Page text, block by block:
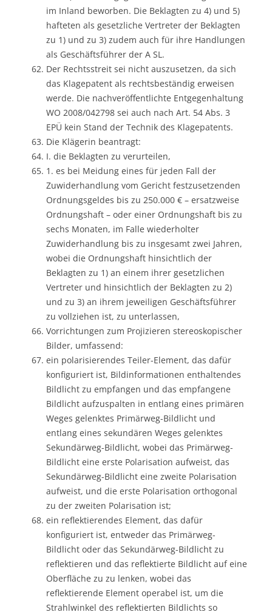
im Inland beworben. Die Beklagten zu 4) und 5)
hafteten als gesetzliche Vertreter der Beklagten
zu 1) und zu 3) zudem auch für ihre Handlungen
als Geschäftsführer der A SL.
Der Rechtsstreit sei nicht auszusetzen, da sich
das Klagepatent als rechtsbeständig erweisen
werde. Die nachveröffentlichte Entgegenhaltung
WO 2008/042798 sei auch nach Art. 54 Abs. 3
EPÜ kein Stand der Technik des Klagepatents.
Die Klägerin beantragt:
I. die Beklagten zu verurteilen,
1. es bei Meidung eines für jeden Fall der
Zuwiderhandlung vom Gericht festzusetzenden
Ordnungsgeldes bis zu 250.000 € – ersatzweise
Ordnungshaft – oder einer Ordnungshaft bis zu
sechs Monaten, im Falle wiederholter
Zuwiderhandlung bis zu insgesamt zwei Jahren,
wobei die Ordnungshaft hinsichtlich der
Beklagten zu 1) an einem ihrer gesetzlichen
Vertreter und hinsichtlich der Beklagten zu 2)
und zu 3) an ihrem jeweiligen Geschäftsführer
zu vollziehen ist, zu unterlassen,
Vorrichtungen zum Projizieren stereoskopischer
Bilder, umfassend:
ein polarisierendes Teiler-Element, das dafür
konfiguriert ist, Bildinformationen enthaltendes
Bildlicht zu empfangen und das empfangene
Bildlicht aufzuspalten in entlang eines primären
Weges gelenktes Primärweg-Bildlicht und
entlang eines sekundären Weges gelenktes
Sekundärweg-Bildlicht, wobei das Primärweg-
Bildlicht eine erste Polarisation aufweist, das
Sekundärweg-Bildlicht eine zweite Polarisation
aufweist, und die erste Polarisation orthogonal
zu der zweiten Polarisation ist;
ein reflektierendes Element, das dafür
konfiguriert ist, entweder das Primärweg-
Bildlicht oder das Sekundärweg-Bildlicht zu
reflektieren und das reflektierte Bildlicht auf eine
Oberfläche zu zu lenken, wobei das
reflektierende Element operabel ist, um die
Strahlwinkel des reflektierten Bildlichts so